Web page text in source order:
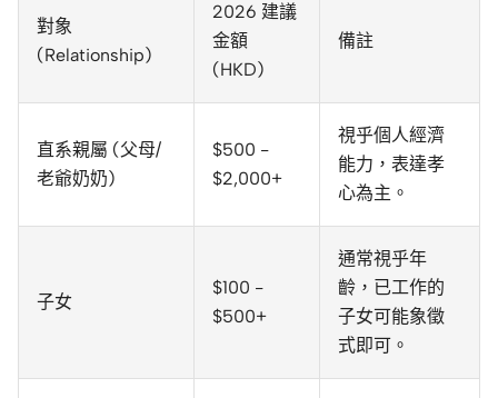
對象
(Relationship)
2026 建議
金額
(HKD)
備註
直系親屬 (父母/
老爺奶奶)
$500 -
$2,000+
視乎個人經濟
能力，表達孝
心為主。
子女
$100 -
$500+
通常視乎年
齡，已工作的
子女可能象徵
式即可。